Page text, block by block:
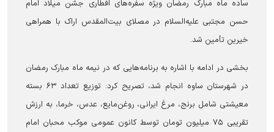
ساده ماه مبارک رمضان ویژه سفره‌های افطاری جشن میلاد امام
حسن مجتبی علیه‌السلام در مصلای بیت‌المقدس اراک با همراهی
خیرین تأمین شد.
بخشی در ادامه با اشاره به برنامه‌هایی که در نیمه ماه مبارک رمضان
در شهرستان ساوه انجام شد، تصریح کرد: توزیع تعداد ۶۳ بسته
معیشتی شامل برنج، مرغ ایرانی، روغن‌مایع، عدس، خرما، به ارزش
تقریبی ۷۵ میلیون تومان توسط کانون عمومی موکب محبان امام